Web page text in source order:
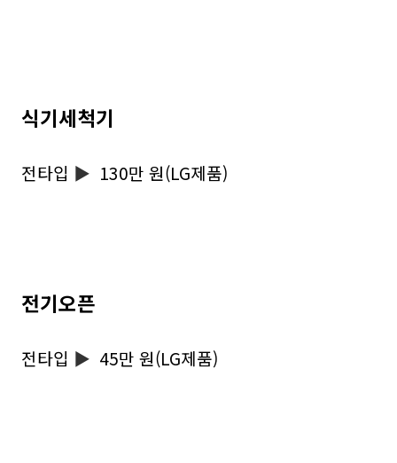
식기세척기
전타입 ▶ 130만 원(LG제품)
전기오픈
전타입 ▶ 45만 원(LG제품)